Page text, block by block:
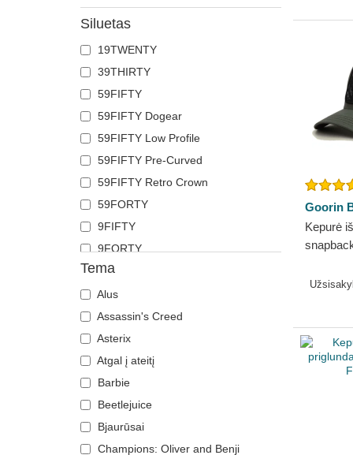
Jautis
Jonvabalė
Karvė
Katė
Kaukolė
Kiaulė
Kojotas
Krabas
Krokodilas
Labradoro retriveris
Lapė
Laumžirgis
Liūtas
Liūtė
Lokys
Ožka
Pantera
Pegazas
Pelė
Pelėda
Pitbulis
Mitchell & Ness
New Era
Nike
Oblack
Pica Pica
Polo Ralph Lauren
Superdry
The No.1 Face
Von Dutch
Wheels And Waves
Siluetas
19TWENTY
39THIRTY
59FIFTY
59FIFTY Dogear
59FIFTY Low Profile
59FIFTY Pre-Curved
59FIFTY Retro Crown
59FORTY
9FIFTY
9FORTY
9FORTY APEX
9FORTY M-Crown
9SEVENTY
9TWENTY
A Frame
Casual Classic
E Frame
Runner
The 90s
Tema
Alus
Assassin's Creed
Asterix
Atgal į ateitį
Barbie
Beetlejuice
Bjaurūsai
Champions: Oliver and Benji
Goorin
Kepurė
Goorin